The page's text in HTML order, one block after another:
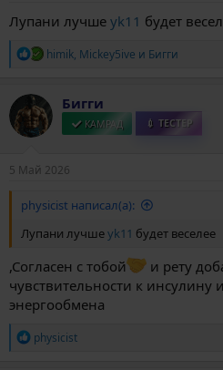
Лупани лучше yk11 будет
Р
к
ц
и
himik, Mickey5ive и Бигги
Бигги
КАМРАД 💉 ТЕСТЕР
5 Май 2026
physicist написал(а):
Лупани лучшеyk11 будет веселее
,Согласен с тобой
и рету
чувствительности к
энергообмена
Рphysicist